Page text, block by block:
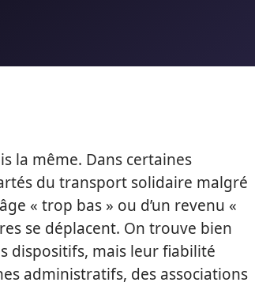
la même. Dans certaines
du transport solidaire malgré
« trop bas » ou d’un revenu «
se déplacent. On trouve bien
dispositifs, mais leur fiabilité
administratifs, des associations